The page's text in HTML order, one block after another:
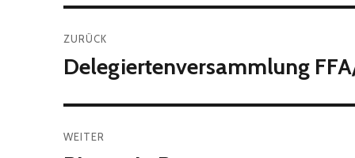
ZURÜCK
Vorheriger
Delegiertenversammlung
WEITER